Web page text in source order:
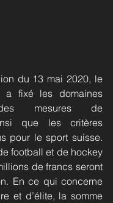
du 13 mai 2020, le
a fixé les domaines
mesures de
que les critères
pour le sport suisse.
football et de hockey
de francs seront
En ce qui concerne
et d’élite, la somme